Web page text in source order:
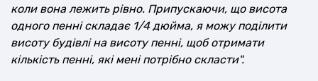
коли вона лежить рівно. Припускаючи, що висота
одного пенні складає 1/4 дюйма, я можу поділити
висоту будівлі на висоту пенні, щоб отримати
кількість пенні, які мені потрібно скласти".